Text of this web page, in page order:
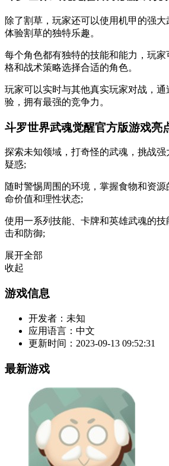
除了割草，玩家还可以使用机甲的强大
体验割草的独特乐趣。
每个角色都有独特的技能和能力，玩
格和战术策略选择合适的角色。
玩家可以实时与其他真实玩家对战，
验，拥有最强的竞争力。
斗罗世界武魂觉醒官方版游戏亮
探索未知领域，打奇怪的武魂，挑战
疑惑;
随时警惕周围的环境，掌握食物和资
命价值和理性状态;
使用一系列技能、卡牌和英雄武魂的
击和防御;
展开全部
收起
游戏信息
开发者： 未知
应用语言： 中文
更新时间： 2023-09-13 09:52:31
最新游戏